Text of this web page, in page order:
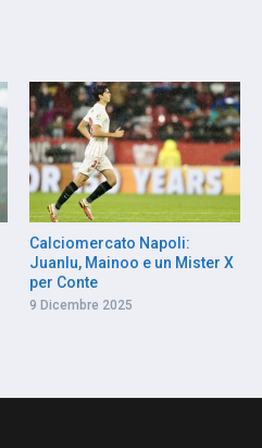
Calciomercato Napoli:
Juanlu, Mainoo e un Mister X
per Conte
9 Dicembre 2025